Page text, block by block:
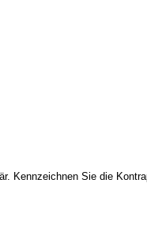
Kennzeichnen Sie die